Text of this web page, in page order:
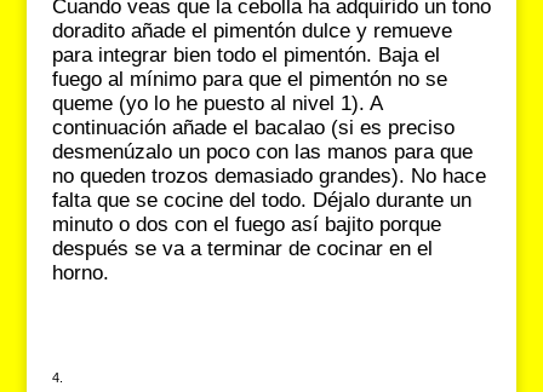
Cuando veas que la cebolla ha adquirido un tono
doradito añade el pimentón dulce y remueve
para integrar bien todo el pimentón. Baja el
fuego al mínimo para que el pimentón no se
queme (yo lo he puesto al nivel 1). A
continuación añade el bacalao (si es preciso
desmenúzalo un poco con las manos para que
no queden trozos demasiado grandes). No hace
falta que se cocine del todo. Déjalo durante un
minuto o dos con el fuego así bajito porque
después se va a terminar de cocinar en el
horno.